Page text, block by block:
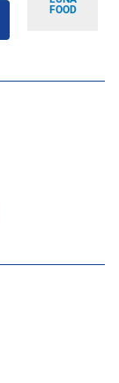
FOOD